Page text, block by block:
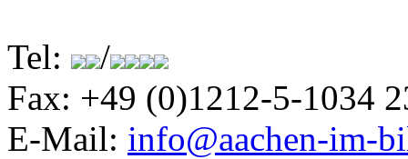
Tel:
/
Fax: +49 (0)1212-5-1034
E-Mail: info@aachen-im-